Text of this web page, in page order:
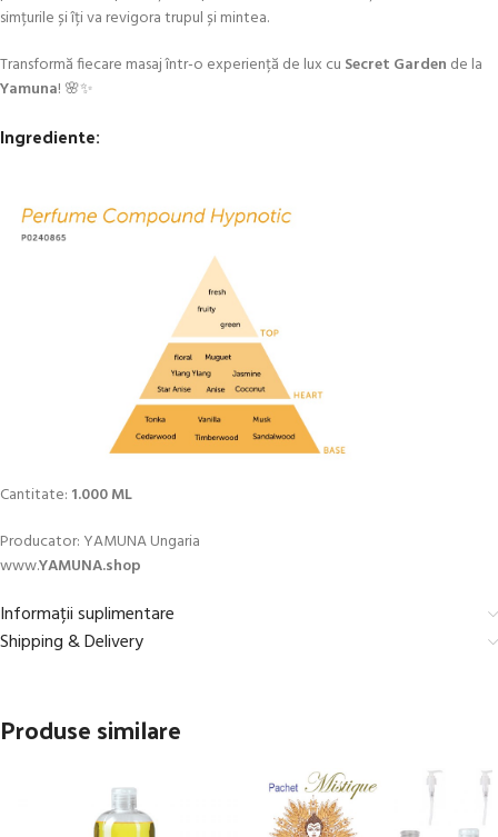
simțurile și îți va revigora trupul și mintea.
Transformă fiecare masaj într-o experiență de lux cu Secret Garden de la
Yamuna! 🌸✨
Ingrediente:
Cantitate: 1.000 ML
Producator: YAMUNA Ungaria
www.YAMUNA.shop
Informații suplimentare
Shipping & Delivery
Produse similare